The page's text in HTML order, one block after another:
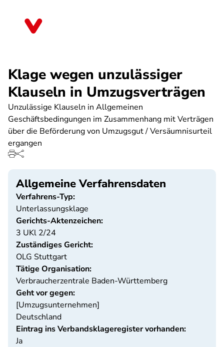
Klage wegen unzulässiger
Klauseln in Umzugsverträgen
Unzulässige Klauseln in Allgemeinen
Geschäftsbedingungen im Zusammenhang mit Verträgen
über die Beförderung von Umzugsgut / Versäumnisurteil
ergangen
Allgemeine Verfahrensdaten
Verfahrens-Typ:
Unterlassungsklage
Gerichts-Aktenzeichen:
3 UKl 2/24
Zuständiges Gericht:
OLG Stuttgart
Tätige Organisation:
Verbraucherzentrale Baden-Württemberg
Geht vor gegen:
[Umzugsunternehmen]
Deutschland
Eintrag ins Verbandsklageregister vorhanden:
Ja